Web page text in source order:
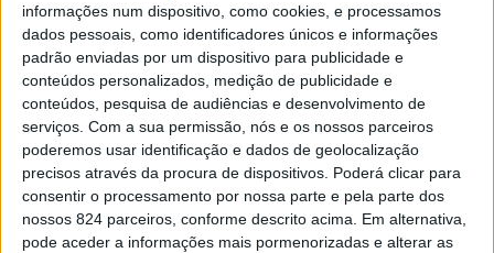
informações num dispositivo, como cookies, e processamos
dados pessoais, como identificadores únicos e informações
padrão enviadas por um dispositivo para publicidade e
conteúdos personalizados, medição de publicidade e
conteúdos, pesquisa de audiências e desenvolvimento de
serviços. Com a sua permissão, nós e os nossos parceiros
poderemos usar identificação e dados de geolocalização
precisos através da procura de dispositivos. Poderá clicar para
consentir o processamento por nossa parte e pela parte dos
nossos 824 parceiros, conforme descrito acima. Em alternativa,
pode aceder a informações mais pormenorizadas e alterar as
de helicóptero na noite desta quarta-feira, 29, depois de
ter sofrido ferimentos graves na sequência de um
acidente de trabalho ocorrido nas obras de ampliação do
Centro Social e Paroquial de São Tiago de Urra.
Segundo apurou o nosso jornal, o homem trabalha para
uma empresa do norte do País e encontrava-se em